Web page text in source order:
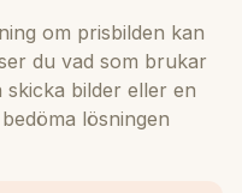
om prisbilden kan
du vad som brukar
bilder eller en
lösningen